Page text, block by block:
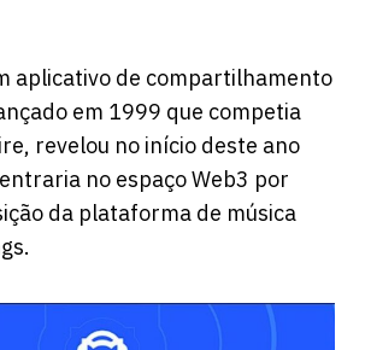
aplicativo de compartilhamento
em 1999 que competia
revelou no início deste ano
no espaço Web3 por
da plataforma de música